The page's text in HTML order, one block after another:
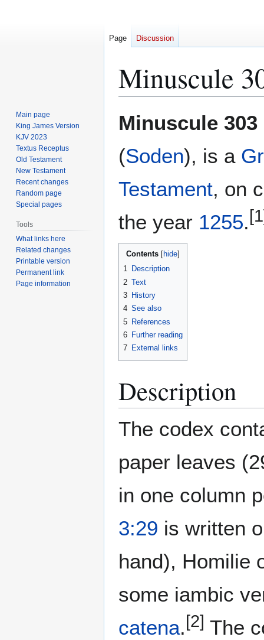
Minuscule
toto
Minuscule 303
(Soden), is a
Testament, on
the year 1255.
Contents
1 Description
2 Text
3 History
4 See also
5 References
6 Further reading
7 External links
Description
The codex
paper leaves
in one column
3:29 is written
hand), Homilie
some iambic
catena. [2] The
Page Discussion
Main page
King James Version
KJV 2023
Textus Receptus
Old Testament
New Testament
Recent changes
Random page
Special pages
Tools
What links here
Related changes
Printable version
Permanent link
Page information